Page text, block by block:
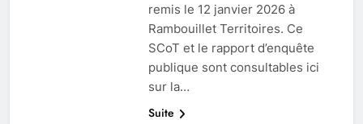
remis le 12 janvier 2026 à
Rambouillet Territoires. Ce
SCoT et le rapport d’enquête
publique sont consultables ici
sur la…
Suite